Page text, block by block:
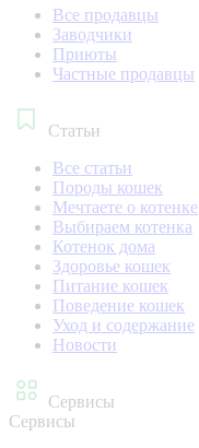
Все продавцы
Заводчики
Приюты
Частные продавцы
Статьи
Все статьи
Породы кошек
Мечтаете о котенке
Выбираем котенка
Котенок дома
Здоровье кошек
Питание кошек
Поведение кошек
Уход и содержание
Новости
Сервисы
Сервисы